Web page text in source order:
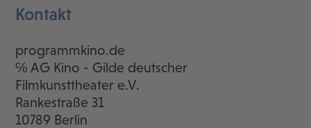
Kontakt
programmkino.de
℅ AG Kino - Gilde deutscher
Filmkunsttheater e.V.
Rankestraße 31
10789 Berlin